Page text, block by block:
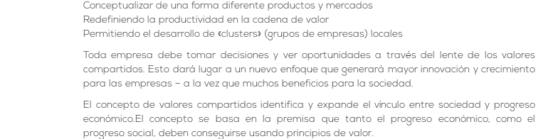
Conceptualizar de una forma diferente productos y mercados
Redefiniendo la productividad en la cadena de valor
Permitiendo el desarrollo de «clusters» (grupos de empresas) locales
Toda empresa debe tomar decisiones y ver oportunidades a través del lente de los valores
compartidos. Esto dará lugar a un nuevo enfoque que generará mayor innovación y crecimiento
para las empresas – a la vez que muchos beneficios para la sociedad.
El concepto de valores compartidos identifica y expande el vínculo entre sociedad y progreso
económico.El concepto se basa en la premisa que tanto el progreso económico, como el
progreso social, deben conseguirse usando principios de valor.